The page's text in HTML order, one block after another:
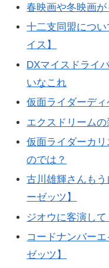
春映画や冬映画
十二支同盟につ
イス】
DXマイスドライ
いなこれ
仮面ライダーデ
エクスドリーム
仮面ライダーカ
のでは？
古川雄輝さんも
ーゼッツ】
ジオウに客演し
コードナンバー
ゼッツ】